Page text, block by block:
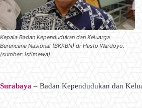
Kepala Badan Kependudukan dan Keluarga
Berencana Nasional (BKKBN) dr Hasto Wardoyo.
(sumber: istimewa)
Surabaya – Badan Kependudukan dan